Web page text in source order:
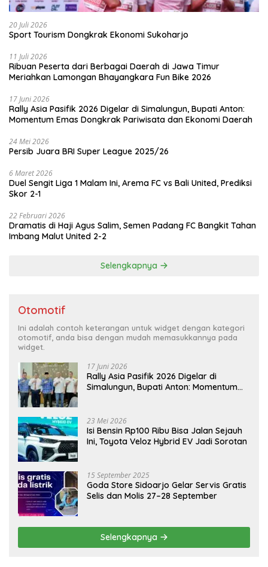
20 Juli 2026
Sport Tourism Dongkrak Ekonomi Sukoharjo
11 Juli 2026
Ribuan Peserta dari Berbagai Daerah di Jawa Timur
Meriahkan Lamongan Bhayangkara Fun Bike 2026
17 Juni 2026
Rally Asia Pasifik 2026 Digelar di Simalungun, Bupati Anton:
Momentum Emas Dongkrak Pariwisata dan Ekonomi Daerah
24 Mei 2026
Persib Juara BRI Super League 2025/26
6 Maret 2026
Duel Sengit Liga 1 Malam Ini, Arema FC vs Bali United, Prediksi
Skor 2-1
22 Februari 2026
Dramatis di Haji Agus Salim, Semen Padang FC Bangkit Tahan
Imbang Malut United 2-2
Selengkapnya
Otomotif
Ini adalah contoh keterangan untuk widget dengan kategori
otomotif, anda bisa dengan mudah memasukkannya pada
widget.
17 Juni 2026
Rally Asia Pasifik 2026 Digelar di
Simalungun, Bupati Anton: Momentum
23 Mei 2026
Isi Bensin Rp100 Ribu Bisa Jalan Sejauh
Ini, Toyota Veloz Hybrid EV Jadi Sorotan
15 September 2025
Goda Store Sidoarjo Gelar Servis Gratis
Selis dan Molis 27–28 September
Selengkapnya